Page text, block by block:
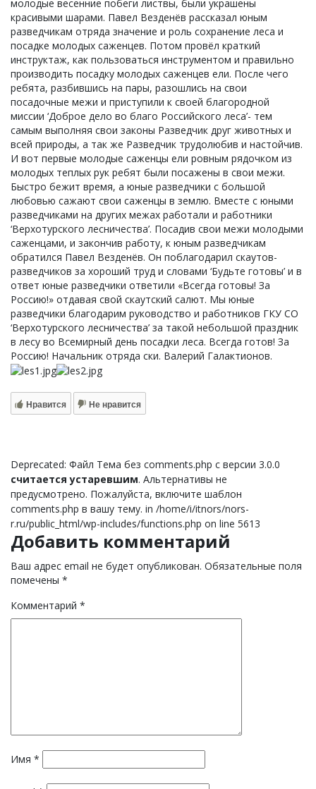
молодые весенние побеги листвы, были украшены
красивыми шарами. Павел Везденёв рассказал юным
разведчикам отряда значение и роль сохранение леса и
посадке молодых саженцев. Потом провёл краткий
инструктаж, как пользоваться инструментом и правильно
производить посадку молодых саженцев ели. После чего
ребята, разбившись на пары, разошлись на свои
посадочные межи и приступили к своей благородной
миссии ‘Доброе дело во благо Российского леса’- тем
самым выполняя свои законы Разведчик друг животных и
всей природы, а так же Разведчик трудолюбив и настойчив.
И вот первые молодые саженцы ели ровным рядочком из
молодых теплых рук ребят были посажены в свои межи.
Быстро бежит время, а юные разведчики с большой
любовью сажают свои саженцы в землю. Вместе с юными
разведчиками на других межах работали и работники
‘Верхотурского лесничества’. Посадив свои межи молодыми
саженцами, и закончив работу, к юным разведчикам
обратился Павел Везденёв. Он поблагодарил скаутов-
разведчиков за хороший труд и словами ‘Будьте готовы’ и в
ответ юные разведчики ответили «Всегда готовы! За
Россию!» отдавая свой скаутский салют. Мы юные
разведчики благодарим руководство и работников ГКУ СО
‘Верхотурского лесничества’ за такой небольшой праздник
в лесу во Всемирный день посадки леса. Всегда готов! За
Россию! Начальник отряда ски. Валерий Галактионов.
Нравится Не нравится
Deprecated: Файл Тема без comments.php с версии 3.0.0
считается устаревшим. Альтернативы не
предусмотрено. Пожалуйста, включите шаблон
comments.php в вашу тему. in /home/i/itnors/nors-
r.ru/public_html/wp-includes/functions.php on line 5613
Добавить комментарий
Ваш адрес email не будет опубликован. Обязательные поля
помечены *
Комментарий *
Имя *